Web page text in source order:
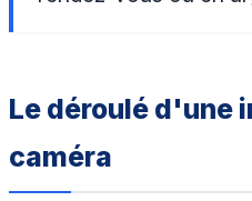
Le déroulé d'une
caméra